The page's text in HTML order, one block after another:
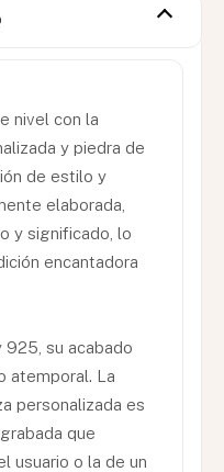
nivel con la
y piedra de
de estilo y
elaborada,
y significado, lo
encantadora
925, su acabado
atemporal. La
personalizada es
que
usuario o la de un